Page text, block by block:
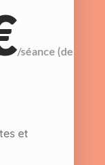
/séance (de
et